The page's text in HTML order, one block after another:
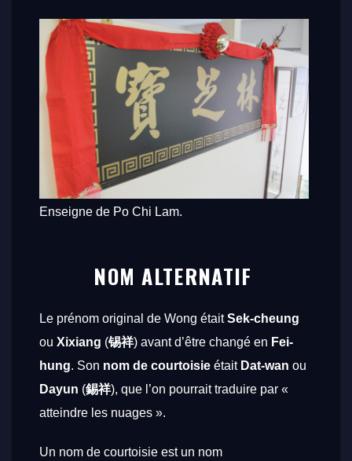
Enseigne de Po Chi Lam.
NOM ALTERNATIF
Le prénom original de Wong étaitSek-cheung
ou Xixiang (锡祥) avant d’être changé en Fei-
hung. Son nom de courtoisie était Dat-wan ou
Dayun (錫祥), que l’on pourrait traduire par «
atteindre les nuages ».
Un nom de courtoisie est un nom